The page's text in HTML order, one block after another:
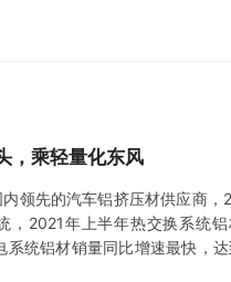
，乘轻量化东风
先的汽车铝挤压材供应商，
，2021年上半年热交换系统
系统铝材销量同比增速最快